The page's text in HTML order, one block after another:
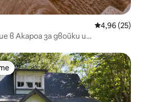
Средна
4,96 (25)
в Акароа за двойки и
на гостите